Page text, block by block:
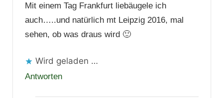
Mit einem Tag Frankfurt liebäugele ich
auch…..und natürlich mt Leipzig 2016, mal
sehen, ob was draus wird 🙂
Wird geladen …
Antworten